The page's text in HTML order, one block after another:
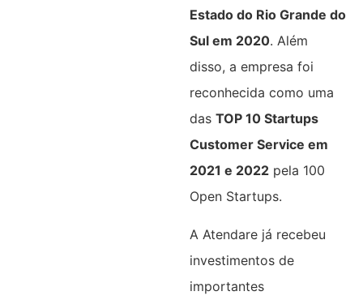
Estado do Rio Grande do
Sul em 2020. Além
disso, a empresa foi
reconhecida como uma
das TOP 10 Startups
Customer Service em
2021 e 2022pela 100
Open Startups.
A Atendare já recebeu
investimentos de
importantes